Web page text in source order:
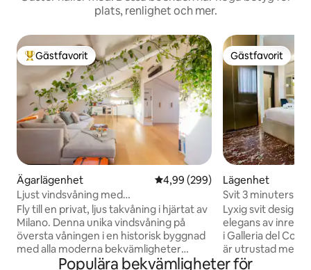
plats, renlighet och mer.
Populär gästfavorit
Gästfavorit
Ägarlägenhet 4,99 av 5 i genomsnittligt
4,99 (299)
Ljust vindsvåning med
luftkonditionering, centralt och fridfullt
Fly till en privat, ljus takvåning i hjärtat av
Milano. Denna unika vindsvåning på
översta våningen i en historisk byggnad
med alla moderna bekvämligheter
erbjuder en lugn tillflyktsort för två i
Gästfavorit
Gästfavorit
Lägenhet
Svit 3 minuters
katedralen
Lyxig svit
elegans av
i Galleria del Corso
är utrustad med
med
Populära bekvämligheter för